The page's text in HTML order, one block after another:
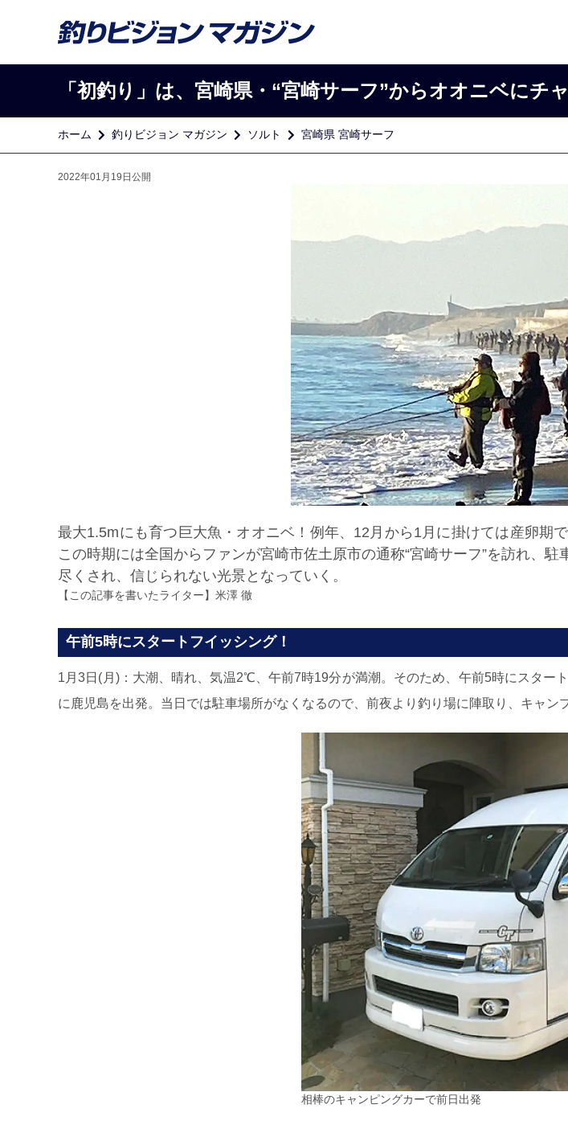
「初釣り」は、宮崎県・“宮崎サーフ”からオオニベにチ
ホーム 釣りビジョン マガジン ソルト 宮崎県 宮崎サーフ
2022年01月19日公開
最大1.5mにも育つ巨大魚・オオニベ！例年、12月から1月に掛けては産卵期
この時期には全国からファンが宮崎市佐土原市の通称“宮崎サーフ”を訪れ、
尽くされ、信じられない光景となっていく。
【この記事を書いたライター】 米澤 徹
午前5時にスタートフイッシング！
1月3日(月)：大潮、晴れ、気温2℃、午前7時19分が満潮。そのため、午前5時にスター
に鹿児島を出発。当日では駐車場所がなくなるので、前夜より釣り場に陣取り、キャン
相棒のキャンピングカーで前日出発